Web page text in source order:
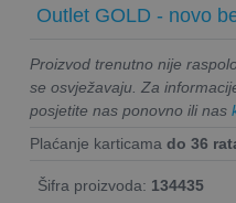
Outlet GOLD - novo
Proizvod trenutno nije
se osvježavaju. Za
posjetite nas ponovno ili nas
Plaćanje karticama do 36
Šifra proizvoda: 134435